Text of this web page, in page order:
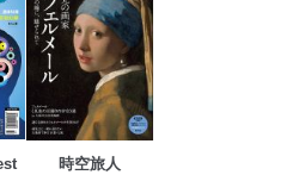
時空旅人